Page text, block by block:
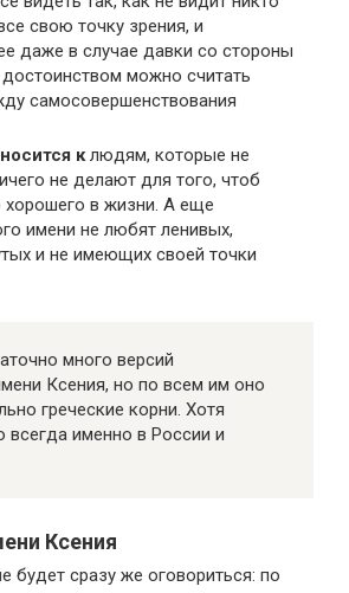
свою точку зрения, и
даже в случае давки со стороны
можно считать
самосовершенствования
клюдям, которые не
не делают для того, чтоб
хорошего в жизни. А еще
имени не любят ленивых,
и не имеющих своей точки
много версий
Ксения, но по всем им оно
греческие корни. Хотя
именно в России и
Ксения
будет сразу же оговориться: по